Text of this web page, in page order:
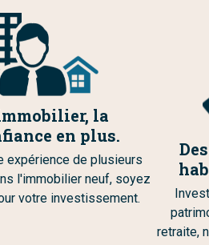
la
en plus.
expérience de plusieurs
l'immobilier neuf, soyez
votre investissement.
retraite,